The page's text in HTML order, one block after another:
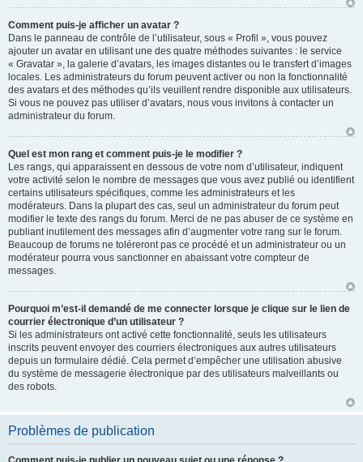
Comment puis-je afficher un avatar ?
Dans le panneau de contrôle de l’utilisateur, sous « Profil », vous pouvez
ajouter un avatar en utilisant une des quatre méthodes suivantes : le service
« Gravatar », la galerie d’avatars, les images distantes ou le transfert d’images
locales. Les administrateurs du forum peuvent activer ou non la fonctionnalité
des avatars et des méthodes qu’ils veuillent rendre disponible aux utilisateurs.
Si vous ne pouvez pas utiliser d’avatars, nous vous invitons à contacter un
administrateur du forum.
Quel est mon rang et comment puis-je le modifier ?
Les rangs, qui apparaissent en dessous de votre nom d’utilisateur, indiquent
votre activité selon le nombre de messages que vous avez publié ou identifient
certains utilisateurs spécifiques, comme les administrateurs et les
modérateurs. Dans la plupart des cas, seul un administrateur du forum peut
modifier le texte des rangs du forum. Merci de ne pas abuser de ce système en
publiant inutilement des messages afin d’augmenter votre rang sur le forum.
Beaucoup de forums ne toléreront pas ce procédé et un administrateur ou un
modérateur pourra vous sanctionner en abaissant votre compteur de
messages.
Pourquoi m’est-il demandé de me connecter lorsque je clique sur le lien de
courrier électronique d’un utilisateur ?
Si les administrateurs ont activé cette fonctionnalité, seuls les utilisateurs
inscrits peuvent envoyer des courriers électroniques aux autres utilisateurs
depuis un formulaire dédié. Cela permet d’empêcher une utilisation abusive
du système de messagerie électronique par des utilisateurs malveillants ou
des robots.
Problèmes de publication